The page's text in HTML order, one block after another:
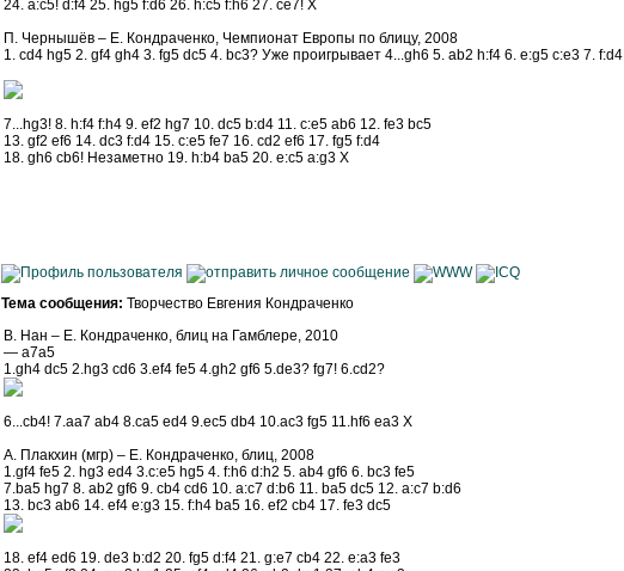
24. a:c5! d:f4 25. hg5 f:d6 26. h:c5 f:h6 27. ce7! X
П. Чернышёв – Е. Кондраченко, Чемпионат Европы по блицу, 2008
1. cd4 hg5 2. gf4 gh4 3. fg5 dc5 4. bc3? Уже проигрывает 4...gh6 5. ab2 h:f4 6. e:g5 c:e3 7. f:d4
7...hg3! 8. h:f4 f:h4 9. ef2 hg7 10. dc5 b:d4 11. c:e5 ab6 12. fe3 bc5
13. gf2 ef6 14. dc3 f:d4 15. c:e5 fe7 16. cd2 ef6 17. fg5 f:d4
18. gh6 cb6! Незаметно 19. h:b4 ba5 20. e:c5 a:g3 Х
Тема сообщения: Творчество Евгения Кондраченко
В. Нан – Е. Кондраченко, блиц на Гамблере, 2010
— a7a5
1.gh4 dc5 2.hg3 cd6 3.ef4 fe5 4.gh2 gf6 5.de3? fg7! 6.cd2?
6...cb4! 7.aa7 ab4 8.ca5 ed4 9.ec5 db4 10.ac3 fg5 11.hf6 ea3 X
А. Плакхин (мгр) – Е. Кондраченко, блиц, 2008
1.gf4 fe5 2. hg3 ed4 3.c:e5 hg5 4. f:h6 d:h2 5. ab4 gf6 6. bc3 fe5
7.ba5 hg7 8. ab2 gf6 9. cb4 cd6 10. a:c7 d:b6 11. ba5 dc5 12. a:c7 b:d6
13. bc3 ab6 14. ef4 e:g3 15. f:h4 ba5 16. ef2 cb4 17. fe3 dc5
18. ef4 ed6 19. de3 b:d2 20. fg5 d:f4 21. g:e7 cb4 22. e:a3 fe3